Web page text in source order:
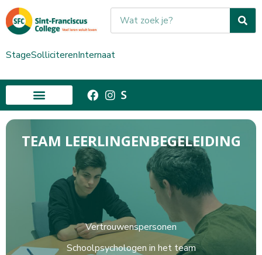
StageSolliciterenInternaat
TEAM LEERLINGENBEGELEIDING
Vertrouwenspersonen
Schoolpsychologen in het team